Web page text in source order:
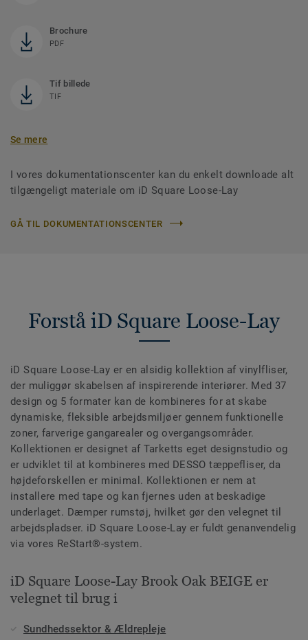
Brochure
PDF
Tif billede
TIF
Se mere
I vores dokumentationscenter kan du enkelt downloade alt
tilgængeligt materiale om iD Square Loose-Lay
GÅ TIL DOKUMENTATIONSCENTER
Forstå iD Square Loose-Lay
iD Square Loose-Lay er en alsidig kollektion af vinylfliser,
der muliggør skabelsen af inspirerende interiører. Med 37
design og 5 formater kan de kombineres for at skabe
dynamiske, fleksible arbejdsmiljøer gennem funktionelle
zoner, farverige gangarealer og overgangsområder.
Kollektionen er designet af Tarketts eget designstudio og
er udviklet til at kombineres med DESSO tæppefliser, da
højdeforskellen er minimal. Kollektionen er nem at
installere med tape og kan fjernes uden at beskadige
underlaget. Dæmper rumstøj, hvilket gør den velegnet til
arbejdspladser. iD Square Loose-Lay er fuldt genanvendelig
via vores ReStart®-system.
iD Square Loose-Lay Brook Oak BEIGE er
velegnet til brug i
Sundhedssektor & Ældrepleje